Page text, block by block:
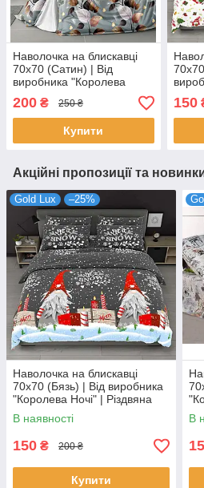
Наволочка на блискавці
70х70 (Сатин) | Від
виробника "Королева
Ночі" | Листя, метелики на
сіро-блакитному
200 ₴ 250 ₴
Купити
150
Акційні пропозиції та
Gold Lux –25%
Наволочка на блискавці
70х70 (Бязь) | Від виробника
"Королева Ночі" | Різдвяна
абстракція
В наявності
150 ₴ 200 ₴
Купити
В